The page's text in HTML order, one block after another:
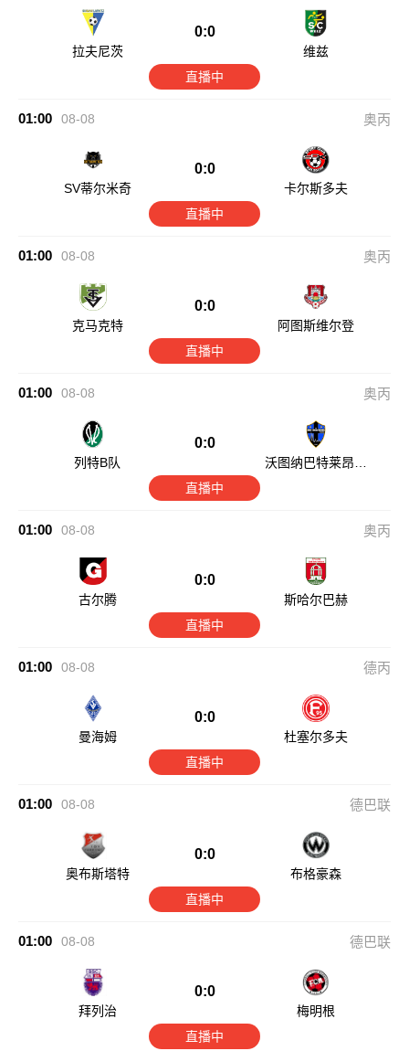
拉夫尼茨
0:0
维兹
直播中
01:00 08-08 奥丙
SV蒂尔米奇
0:0
卡尔斯多夫
直播中
01:00 08-08 奥丙
克马克特
0:0
阿图斯维尔登
直播中
01:00 08-08 奥丙
列特B队
0:0
沃图纳巴特莱昂费
直播中
01:00 08-08 奥丙
古尔腾
0:0
斯哈尔巴赫
直播中
01:00 08-08 德丙
曼海姆
0:0
杜塞尔多夫
直播中
01:00 08-08 德巴联
奥布斯塔特
0:0
布格豪森
直播中
01:00 08-08 德巴联
拜列治
0:0
梅明根
直播中